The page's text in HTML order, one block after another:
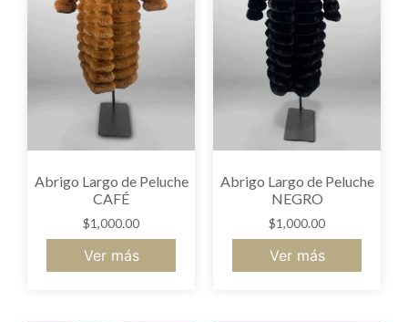
Abrigo Largo de Peluche
CAFÉ
$1,000.00
Ver más
Abrigo Largo de Peluche
NEGRO
$1,000.00
Ver más